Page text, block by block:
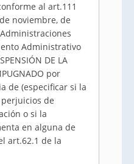
al art.111
noviembre, de
Administrativo
DE LA
por
de (especificar si la
de
o si la
en alguna de
art.62.1 de la